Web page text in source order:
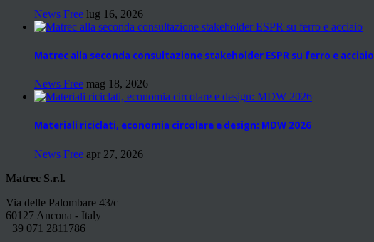
News Free lug 16, 2026
Matrec alla seconda consultazione stakeholder ESPR su ferro e acciaio
News Free mag 18, 2026
Materiali riciclati, economia circolare e design: MDW 2026
News Free apr 27, 2026
Matrec S.r.l.
Via delle Palombare 43/c
60127 Ancona - Italy
+39 071 2811786